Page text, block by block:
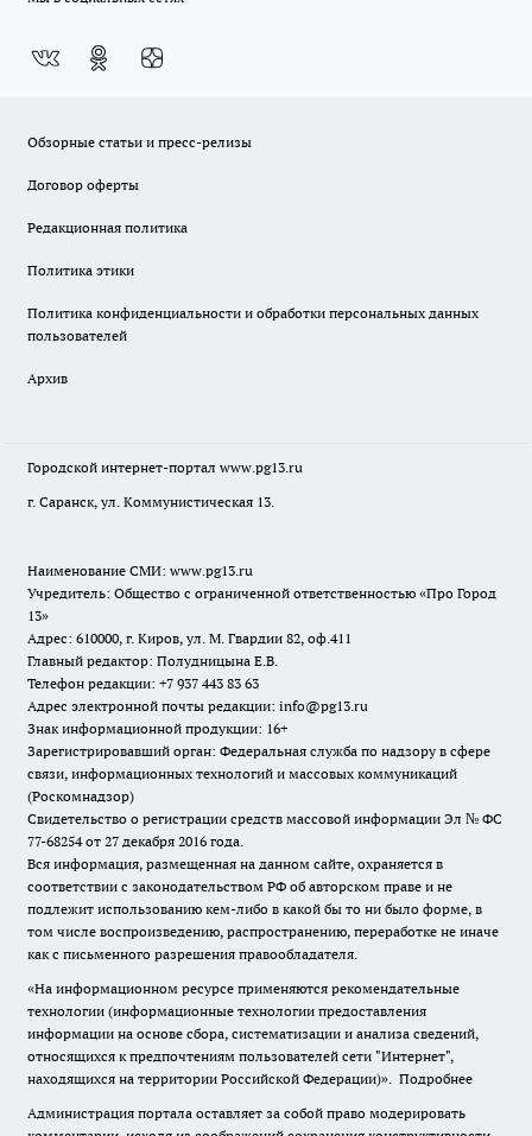
Обзорные статьи и пресс-релизы
Договор оферты
Редакционная политика
Политика этики
Политика конфиденциальности и обработки персональных данных
пользователей
Архив
Городской интернет-портал www.pg13.ru
г. Саранск, ул. Коммунистическая 13.
Наименование СМИ: www.pg13.ru
Учредитель: Общество с ограниченной ответственностью «Про Город
13»
Адрес: 610000, г. Киров, ул. М. Гвардии 82, оф.411
Главный редактор: Полудницына Е.В.
Телефон редакции: +7 937 443 83 63
Адрес электронной почты редакции: info@pg13.ru
Знак информационной продукции: 16+
Зарегистрировавший орган: Федеральная служба по надзору в сфере
связи, информационных технологий и массовых коммуникаций
(Роскомнадзор)
Свидетельство о регистрации средств массовой информации Эл № ФС
77-68254 от 27 декабря 2016 года.
Вся информация, размещенная на данном сайте, охраняется в
соответствии с законодательством РФ об авторском праве и не
подлежит использованию кем-либо в какой бы то ни было форме, в
том числе воспроизведению, распространению, переработке не иначе
как с письменного разрешения правообладателя.
«На информационном ресурсе применяются рекомендательные
технологии (информационные технологии предоставления
информации на основе сбора, систематизации и анализа сведений,
относящихся к предпочтениям пользователей сети "Интернет",
находящихся на территории Российской Федерации)». Подробнее
Администрация портала оставляет за собой право модерировать